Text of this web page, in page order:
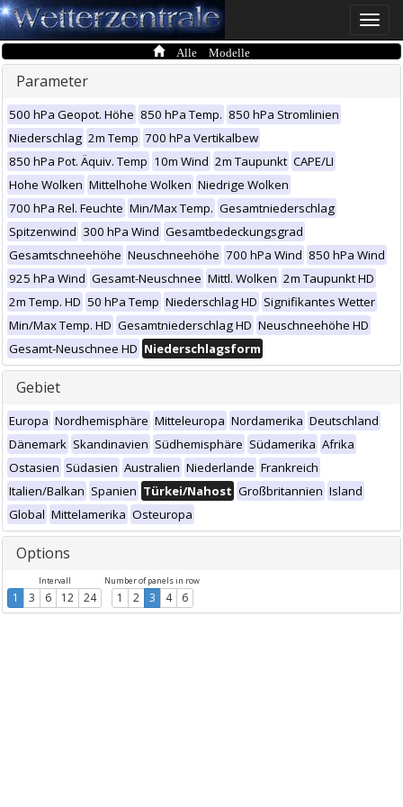
Toggle
Alle Modelle
Parameter
500 hPa Geopot. Höhe 850 hPa Temp. 850 hPa Stromlinien
Niederschlag 2m Temp 700 hPa Vertikalbew
850 hPa Pot. Äquiv. Temp 10m Wind 2m Taupunkt CAPE/LI
Hohe Wolken Mittelhohe Wolken Niedrige Wolken
700 hPa Rel. Feuchte Min/Max Temp. Gesamtniederschlag
Spitzenwind 300 hPa Wind Gesamtbedeckungsgrad
Gesamtschneehöhe Neuschneehöhe 700 hPa Wind 850 hPa Wind
925 hPa Wind Gesamt-Neuschnee Mittl. Wolken 2m Taupunkt HD
2m Temp. HD 50 hPa Temp Niederschlag HD Signifikantes Wetter
Min/Max Temp. HD Gesamtniederschlag HD Neuschneehöhe HD
Gesamt-Neuschnee HD Niederschlagsform
Gebiet
Europa Nordhemisphäre Mitteleuropa Nordamerika Deutschland
Dänemark Skandinavien Südhemisphäre Südamerika Afrika
Ostasien Südasien Australien Niederlande Frankreich
Italien/Balkan Spanien Türkei/Nahost Großbritannien Island
Global Mittelamerika Osteuropa
Options
Intervall
1 3 6 12 24
Number of panels in row
1 2 3 4 6